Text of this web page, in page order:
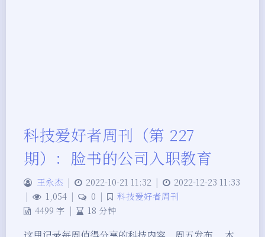
科技爱好者周刊（第 227
期）：脸书的公司入职教育
王永杰 | 2022-10-21 11:32 |
2022-12-23 11:33
|
1,054 | 0 |
科技爱好者周刊
4499 字 | 18 分钟